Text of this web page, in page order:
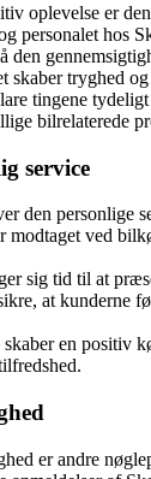
oplevelse er
personalet hos
den
skaber tryghed
tingene tydeligt
bilrelaterede
service
den personlige
modtaget ved
sig tid til at
at kunderne
en positiv
er andre